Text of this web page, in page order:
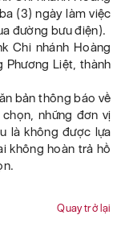
(3) ngày làm việc
đường bưu điện).
Chi nhánh Hoàng
Phương Liệt, thành
bản thông báo về
những đơn vị
là không được lựa
không hoàn trả hồ
Quay trở lại